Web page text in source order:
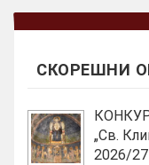
СКОРЕШНИ
„Св.
2026/27